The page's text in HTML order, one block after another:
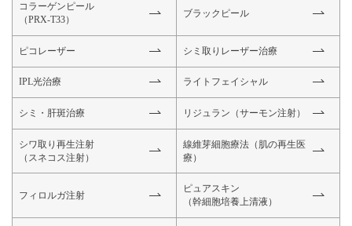
コラーゲンピール
（PRX-T33）
ブラックピール
ピコレーザー シミ取りレーザー治療
IPL光治療 ライトフェイシャル
シミ・肝斑治療 リジュラン（サーモン注射）
シワ取り再生注射
（スネコス注射）
線維芽細胞療法（肌の再生医
療）
フィロルガ注射
ピュアスキン
（幹細胞培養上清液）